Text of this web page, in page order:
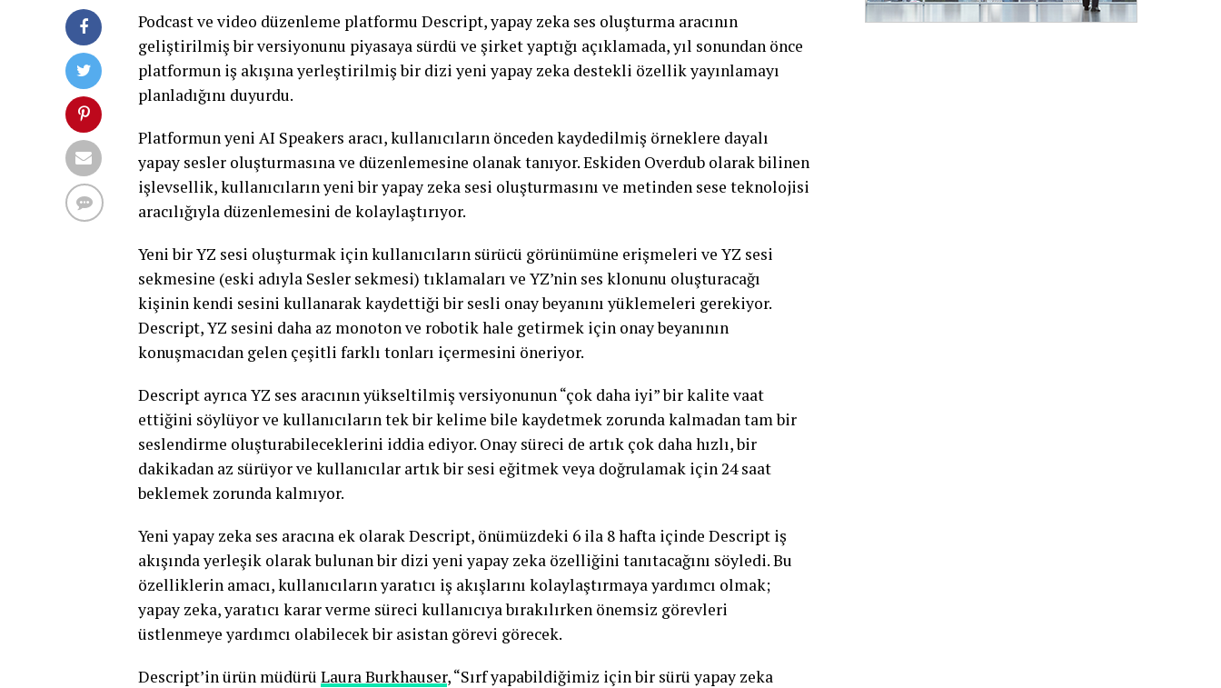
Podcast ve video düzenleme platformu Descript, yapay zeka ses oluşturma aracının
geliştirilmiş bir versiyonunu piyasaya sürdü ve şirket yaptığı açıklamada, yıl sonundan önce
platformun iş akışına yerleştirilmiş bir dizi yeni yapay zeka destekli özellik yayınlamayı
planladığını duyurdu.
Platformun yeni AI Speakers aracı, kullanıcıların önceden kaydedilmiş örneklere dayalı
yapay sesler oluşturmasına ve düzenlemesine olanak tanıyor. Eskiden Overdub olarak bilinen
işlevsellik, kullanıcıların yeni bir yapay zeka sesi oluşturmasını ve metinden sese teknolojisi
aracılığıyla düzenlemesini de kolaylaştırıyor.
Yeni bir YZ sesi oluşturmak için kullanıcıların sürücü görünümüne erişmeleri ve YZ sesi
sekmesine (eski adıyla Sesler sekmesi) tıklamaları ve YZ’nin ses klonunu oluşturacağı
kişinin kendi sesini kullanarak kaydettiği bir sesli onay beyanını yüklemeleri gerekiyor.
Descript, YZ sesini daha az monoton ve robotik hale getirmek için onay beyanının
konuşmacıdan gelen çeşitli farklı tonları içermesini öneriyor.
Descript ayrıca YZ ses aracının yükseltilmiş versiyonunun “çok daha iyi” bir kalite vaat
ettiğini söylüyor ve kullanıcıların tek bir kelime bile kaydetmek zorunda kalmadan tam bir
seslendirme oluşturabileceklerini iddia ediyor. Onay süreci de artık çok daha hızlı, bir
dakikadan az sürüyor ve kullanıcılar artık bir sesi eğitmek veya doğrulamak için 24 saat
beklemek zorunda kalmıyor.
Yeni yapay zeka ses aracına ek olarak Descript, önümüzdeki 6 ila 8 hafta içinde Descript iş
akışında yerleşik olarak bulunan bir dizi yeni yapay zeka özelliğini tanıtacağını söyledi. Bu
özelliklerin amacı, kullanıcıların yaratıcı iş akışlarını kolaylaştırmaya yardımcı olmak;
yapay zeka, yaratıcı karar verme süreci kullanıcıya bırakılırken önemsiz görevleri
üstlenmeye yardımcı olabilecek bir asistan görevi görecek.
Descript’in ürün müdürü Laura Burkhauser, “Sırf yapabildiğimiz için bir sürü yapay zeka